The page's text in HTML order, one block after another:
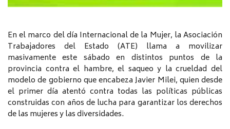
En el marco del día Internacional de la Mujer, la Asociación
Trabajadores del Estado (ATE) llama a movilizar
masivamente este sábado en distintos puntos de la
provincia contra el hambre, el saqueo y la crueldad del
modelo de gobierno que encabeza Javier Milei, quien desde
el primer día atentó contra todas las políticas públicas
construidas con años de lucha para garantizar los derechos
de las mujeres y las diversidades.